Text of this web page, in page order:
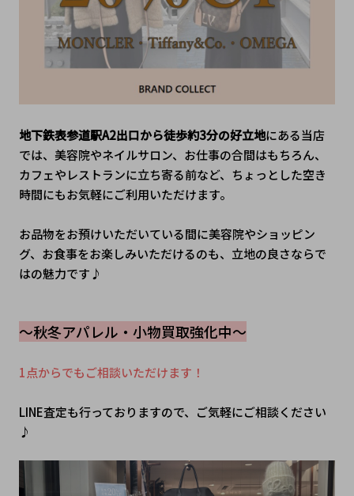
地下鉄表参道駅A2出口から徒歩約3分の好立地にある当店
では、美容院やネイルサロン、お仕事の合間はもちろん、
カフェやレストランに立ち寄る前など、ちょっとした空き
時間にもお気軽にご利用いただけます。
お品物をお預けいただいている間に美容院やショッピン
グ、お食事をお楽しみいただけるのも、立地の良さならで
はの魅力です♪
～秋冬アパレル・小物買取強化中～
1点からでもご相談いただけます！
LINE査定も行っておりますので、ご気軽にご相談ください
♪